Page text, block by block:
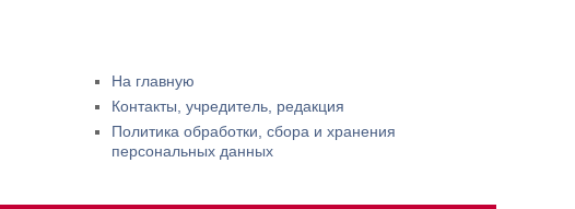
На главную
Контакты, учредитель, редакция
Политика обработки, сбора и хранения
персональных данных